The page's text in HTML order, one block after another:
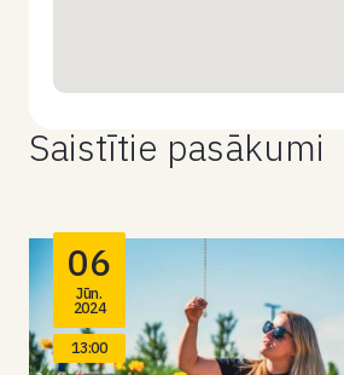
Saistītie pasākumi
06
Jūn.
2024
13:00